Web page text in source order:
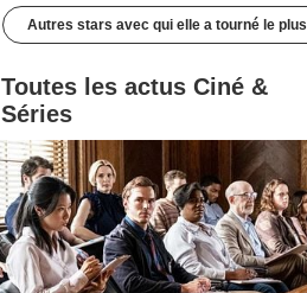
Autres stars avec qui elle a tourné le plus
Toutes les actus Ciné &
Séries